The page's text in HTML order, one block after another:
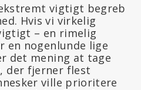
vigtigt begreb
Hvis vi virkelig
– en rimelig
en nogenlunde lige
det mening at tage
der fjerner flest
ville prioritere